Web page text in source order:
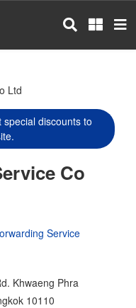
Ltd
discounts to
Co
Service
Khwaeng Phra
10110